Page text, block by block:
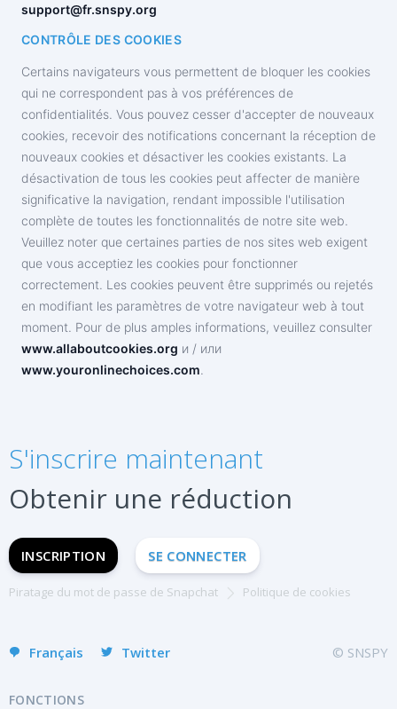
support@fr.snspy.org
CONTRÔLE DES COOKIES
Certains navigateurs vous permettent de bloquer les cookies
qui ne correspondent pas à vos préférences de
confidentialités. Vous pouvez cesser d'accepter de nouveaux
cookies, recevoir des notifications concernant la réception de
nouveaux cookies et désactiver les cookies existants. La
désactivation de tous les cookies peut affecter de manière
significative la navigation, rendant impossible l'utilisation
complète de toutes les fonctionnalités de notre site web.
Veuillez noter que certaines parties de nos sites web exigent
que vous acceptiez les cookies pour fonctionner
correctement. Les cookies peuvent être supprimés ou rejetés
en modifiant les paramètres de votre navigateur web à tout
moment. Pour de plus amples informations, veuillez consulter
www.allaboutcookies.org и / или
www.youronlinechoices.com
S'inscrire maintenant
Obtenir une réduction
INSCRIPTION SE CONNECTER
Piratage du mot de passe de Snapchat Politique de cookies
Français
S'INSCRIRE MAINTENANT
English
Русский
Twitter © SNSPY
FONCTIONS